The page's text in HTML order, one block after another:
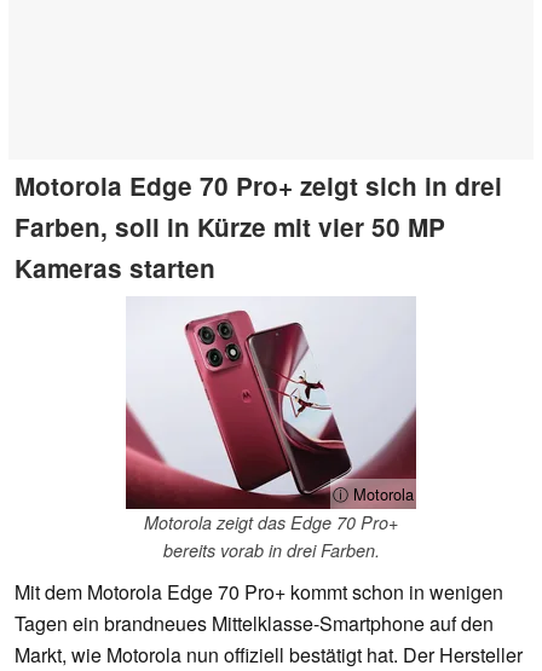
Motorola Edge 70 Pro+ zeigt sich in drei
Farben, soll in Kürze mit vier 50 MP
Kameras starten
ⓘ Motorola
Motorola zeigt das Edge 70 Pro+
bereits vorab in drei Farben.
Mit dem Motorola Edge 70 Pro+ kommt schon in wenigen
Tagen ein brandneues Mittelklasse-Smartphone auf den
Markt, wie Motorola nun offiziell bestätigt hat. Der Hersteller